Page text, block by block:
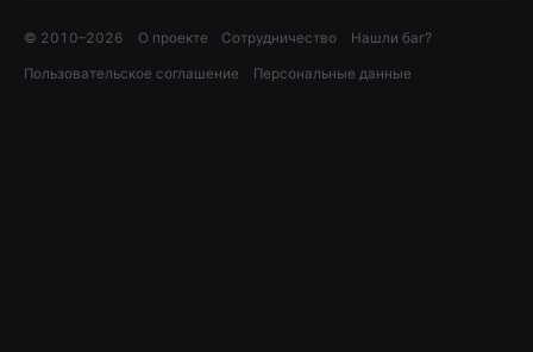
© 2010–2026 О проекте Сотрудничество Нашли баг?
Пользовательское соглашение Персональные данные